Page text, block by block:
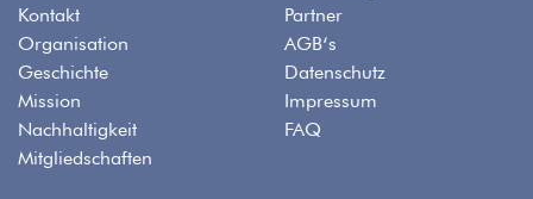
Kontakt
Partner
Organisation
Geschichte
Mission
Nachhaltigkeit
AGB‘s
Datenschutz
Impressum
FAQ
Mitgliedschaften